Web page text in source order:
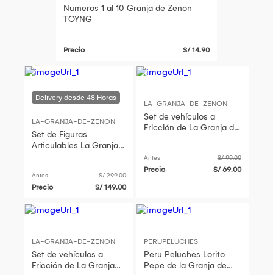
Numeros 1 al 10 Granja de Zenon
TOYNG
Precio S/ 14.90
LA-GRANJA-DE-ZENON
Set de Figuras
Articulables La Granja
Antes S/ 299.00
Precio S/ 149.00
LA-GRANJA-DE-ZENON
Set de vehículos a
Fricción de La Granja de
Antes S/ 99.00
Precio S/ 69.00
LA-GRANJA-DE-ZENON
Set de vehículos a
Fricción de La Granja
PERUPELUCHES
Peru Peluches Lorito
Pepe de la Granja de